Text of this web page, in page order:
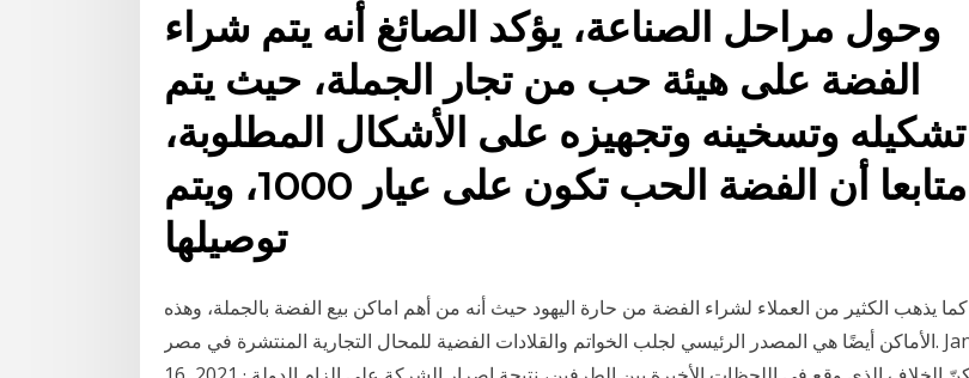
وحول مراحل الصناعة، يؤكد الصائغ أنه يتم شراء
الفضة على هيئة حب من تجار الجملة، حيث يتم
تشكيله وتسخينه وتجهيزه على الأشكال المطلوبة،
متابعا أن الفضة الحب تكون على عيار 1000، ويتم
توصيلها
كما يذهب الكثير من العملاء لشراء الفضة من حارة اليهود حيث أنه من أهم اماكن بيع الفضة بالجملة، وهذه
الأماكن أيضًا هي المصدر الرئيسي لجلب الخواتم والقلادات الفضية للمحال التجارية المنتشرة في مصر. Jan